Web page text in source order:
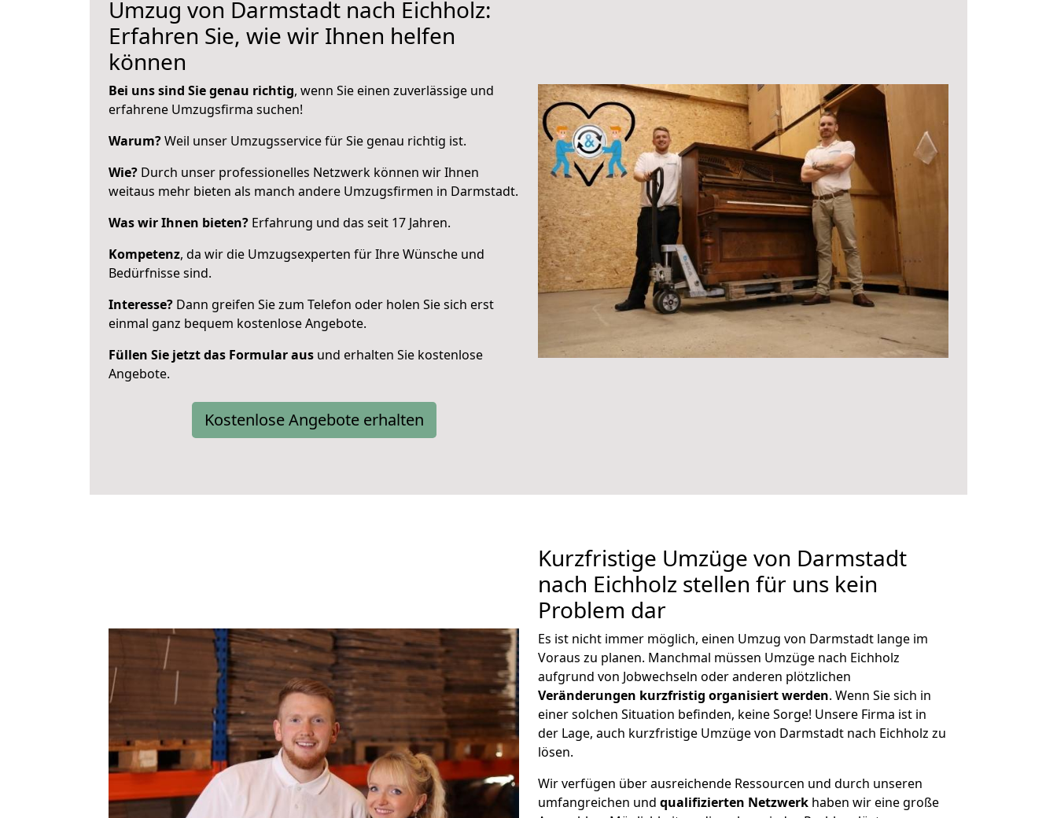
Umzug von Darmstadt nach Eichholz:
Erfahren Sie, wie wir Ihnen helfen
können
Bei uns sind Sie genau richtig, wenn Sie einen zuverlässige und
erfahrene Umzugsfirma suchen!
Warum?Weil unser Umzugsservice für Sie genau richtig ist.
Wie? Durch unser professionelles Netzwerk können wir Ihnen
weitaus mehr bieten als manch andere Umzugsfirmen in Darmstadt.
Was wir Ihnen bieten? Erfahrung und das seit 17 Jahren.
Kompetenz, da wir die Umzugsexperten für Ihre Wünsche und
Bedürfnisse sind.
Interesse? Dann greifen Sie zum Telefon oder holen Sie sich erst
einmal ganz bequem kostenlose Angebote.
Füllen Sie jetzt das Formular aus und erhalten Sie kostenlose
Angebote.
Kostenlose Angebote erhalten
Kurzfristige Umzüge von Darmstadt
nach Eichholz stellen für uns kein
Problem dar
Es ist nicht immer möglich, einen Umzug von Darmstadt lange im
Voraus zu planen. Manchmal müssen Umzüge nach Eichholz
aufgrund von Jobwechseln oder anderen plötzlichen
Veränderungen kurzfristig organisiert werden. Wenn Sie sich in
einer solchen Situation befinden, keine Sorge! Unsere Firma ist in
der Lage, auch kurzfristige Umzüge von Darmstadt nach Eichholz zu
lösen.
Wir verfügen über ausreichende Ressourcen und durch unseren
umfangreichen und qualifizierten Netzwerk haben wir eine große